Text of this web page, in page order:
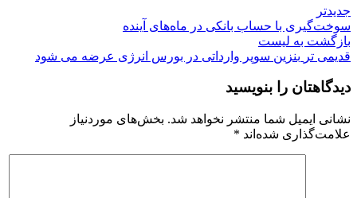
جدیدتر
سوخت‌گیری با حساب بانکی در ماه‌های آینده
بازگشت به لیست
قدیمی تر بنزین سوپر وارداتی در بورس انرژی عرضه می شود
دیدگاهتان را بنویسید
نشانی ایمیل شما منتشر نخواهد شد. بخش‌های موردنیاز
علامت‌گذاری شده‌اند *